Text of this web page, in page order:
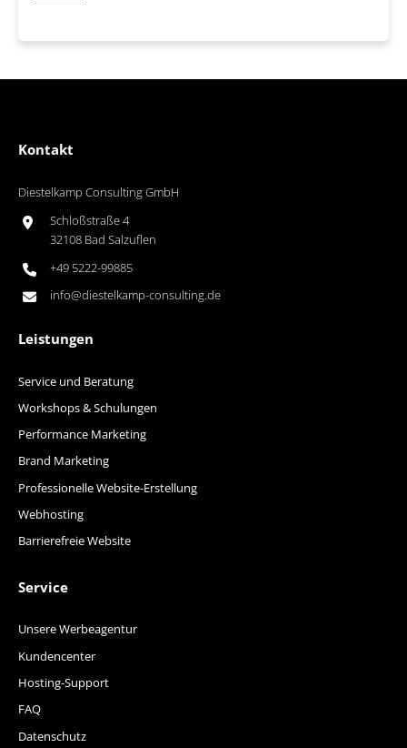
Kontakt
Diestelkamp Consulting GmbH
Schloßstraße 4
32108 Bad Salzuflen
+49 5222-99885
info@diestelkamp-consulting.de
Leistungen
Service und Beratung
Workshops & Schulungen
Performance Marketing
Brand Marketing
Professionelle Website-Erstellung
Webhosting
Barrierefreie Website
Service
Unsere Werbeagentur
Kundencenter
Hosting-Support
FAQ
Datenschutz